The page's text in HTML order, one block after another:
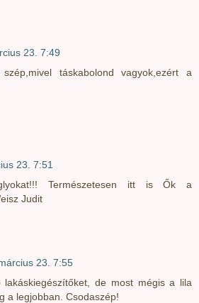
23. 7:49
táskabolond vagyok,ezért a
23. 7:51
Természetesen itt is Ők a
Judit
23. 7:55
lakáskiegészítőket, de most mégis a lila
a legjobban. Csodaszép!